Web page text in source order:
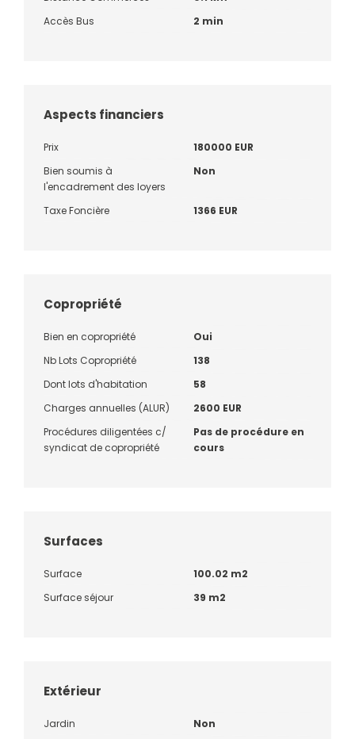
Accès Bus
2 min
Aspects financiers
Prix
180000 EUR
Bien soumis à
l'encadrement des loyers
Non
Taxe Foncière 1366 EUR
Copropriété
Bien en copropriété
Oui
Nb Lots Copropriété
138
Dont lots d'habitation
58
Charges annuelles (ALUR)
2600 EUR
Procédures diligentées c/
syndicat de copropriété
Pas de procédure en
cours
Surfaces
Surface
100.02 m2
Surface séjour
39 m2
Extérieur
Jardin
Non